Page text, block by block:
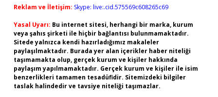
Reklam ve İletişim: Skype: live:.cid.575569c608265c69
Yasal Uyarı: Bu internet sitesi, herhangi bir marka, kurum
veya şahıs şirketi ile hiçbir bağlantısı bulunmamaktadır.
Sitede yalnızca kendi hazırladığımız makaleler
paylaşılmaktadır. Burada yer alan içerikler haber niteliği
taşımamakta olup, gerçek kurum ve kişiler hakkında
paylaşım yapılmamaktadır. Gerçek kurum ve kişiler ile isim
benzerlikleri tamamen tesadüfidir. Sitemizdeki bilgiler
taslak halindedir ve tavsiye niteliği taşımazlar.